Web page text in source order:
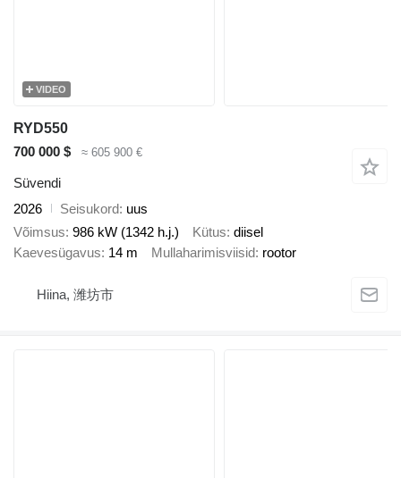
VIDEO
RYD550
700 000 $
≈ 605 900 €
Süvendi
2026
Seisukord uus
Võimsus 986 kW (1342 h.j.) Kütus diisel
Kaevesügavus 14 m Mullaharimisviisid rootor
Hiina, 潍坊市